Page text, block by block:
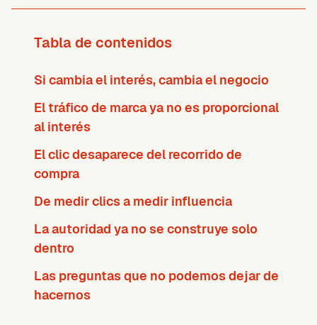
Tabla de contenidos
Si cambia el interés, cambia el negocio
El tráfico de marca ya no es proporcional
al interés
El clic desaparece del recorrido de
compra
De medir clics a medir influencia
La autoridad ya no se construye solo
dentro
Las preguntas que no podemos dejar de
hacernos